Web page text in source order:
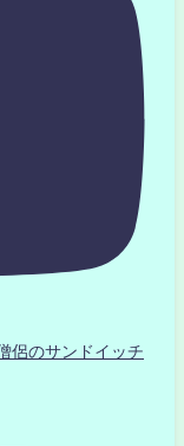
侶のサンドイッチ